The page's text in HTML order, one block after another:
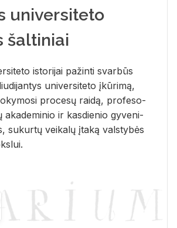
universiteto
šaltiniai
is­to­ri­jai pa­žin­ti svar­būs
uni­ver­si­te­to įkū­ri­mą,
pro­ce­sų rai­dą, pro­fe­so­
aka­de­mi­nio ir kas­die­nio gy­ve­ni­
su­kur­tų vei­ka­lų įta­ką vals­ty­bės